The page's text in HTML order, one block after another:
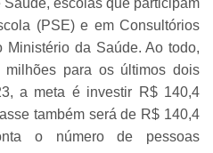
escolas que participam
(PSE) e em Consultórios
Ministério da Saúde. Ao todo,
para os últimos dois
a meta é investir R$ 140,4
também será de R$ 140,4
o número de pessoas